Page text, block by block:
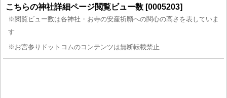
こちらの神社詳細ページ閲覧ビュー数 [0005203]
※閲覧ビュー数は各神社・お寺の安産祈願への関心の高さを表していま
す
※お宮参りドットコムのコンテンツは無断転載禁止